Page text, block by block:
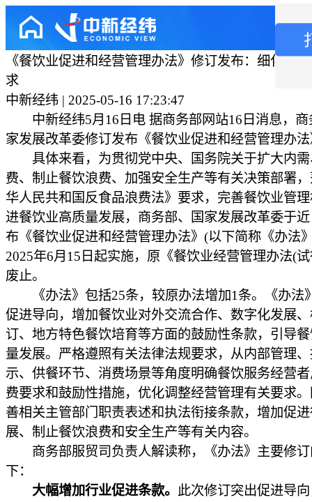
《餐饮业促进和经营管理办法》修订发布：细化反
求
中新经纬 | 2025-05-16 17:23:47
中新经纬5月16日电 据商务部网站16日消息，商
家发展改革委修订发布《餐饮业促进和经营管理办
具体来看，为贯彻党中央、国务院关于扩大内需
费、制止餐饮浪费、加强安全生产等有关决策部署
华人民共和国反食品浪费法》要求，完善餐饮业管
进餐饮业高质量发展，商务部、国家发展改革委于
布《餐饮业促进和经营管理办法》(以下简称《办法
2025年6月15日起实施，原《餐饮业经营管理办法(
废止。
《办法》包括25条，较原办法增加1条。《办法
促进导向，增加餐饮业对外交流合作、数字化发展
订、地方特色餐饮培育等方面的鼓励性条款，引导
量发展。严格遵照有关法律法规要求，从内部管理
示、供餐环节、消费场景等角度明确餐饮服务经营
费要求和鼓励性措施，优化调整经营管理有关要求
善相关主管部门职责表述和执法衔接条款，增加促
展、制止餐饮浪费和安全生产等有关内容。
商务部服贸司负责人解读称，《办法》主要修订
下：
大幅增加行业促进条款。 此次修订突出促进导